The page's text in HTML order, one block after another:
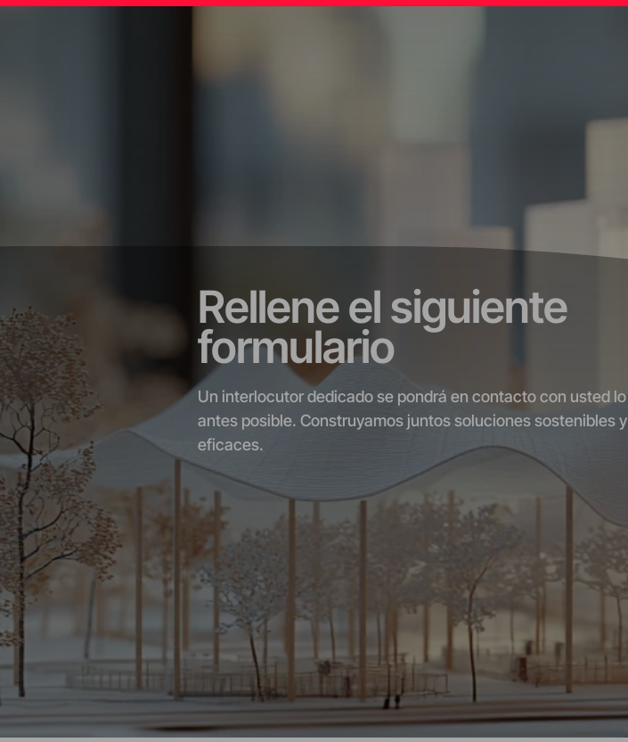
Rellene el siguiente
formulario
Un interlocutor dedicado se pondrá en contacto con usted lo
antes posible. Construyamos juntos soluciones sostenibles y
eficaces.